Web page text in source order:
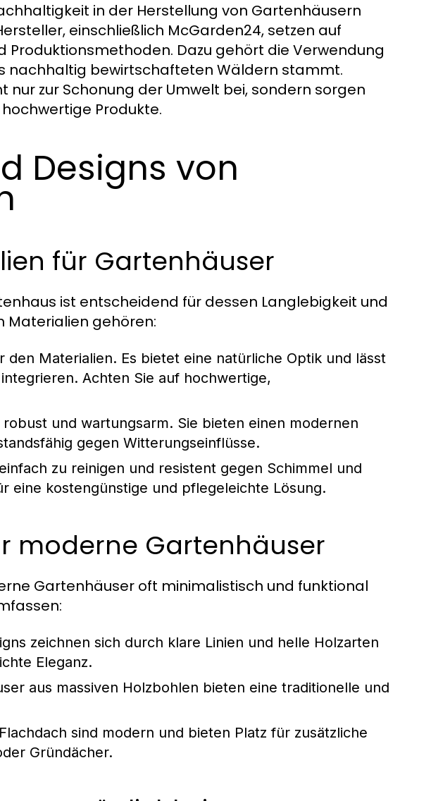
in der Herstellung von Gartenhäusern
einschließlich McGarden24, setzen auf
Dazu gehört die Verwendung
nachhaltig bewirtschafteten Wäldern stammt.
zur Schonung der Umwelt bei, sondern sorgen
Produkte.
Designs von
für Gartenhäuser
ist entscheidend für dessen Langlebigkeit und
Materialien gehören:
den Materialien. Es bietet eine natürliche Optik und lässt
Achten Sie auf hochwertige,
und wartungsarm. Sie bieten einen modernen
gegen Witterungseinflüsse.
zu reinigen und resistent gegen Schimmel und
eine kostengünstige und pflegeleichte Lösung.
moderne Gartenhäuser
Gartenhäuser oft minimalistisch und funktional
zeichnen sich durch klare Linien und helle Holzarten
Eleganz.
aus massiven Holzbohlen bieten eine traditionelle und
sind modern und bieten Platz für zusätzliche
Gründächer.